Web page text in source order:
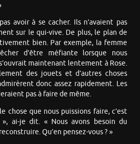
avoir à se cacher. Ils n’avaient pas
sur le qui-vive. De plus, le plan de
bien. Par exemple, la femme
d’être méfiante lorsque nous
maintenant lentement à Rose.
des jouets et d’autres choses
donc assez rapidement. Les
pas à faire de même.
chose que nous puissions faire, c’est
ai-je dit. « Nous avons besoin du
Qu’en pensez-vous ? »